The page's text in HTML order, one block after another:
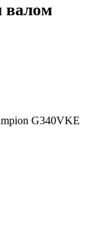
валом
G340VKE